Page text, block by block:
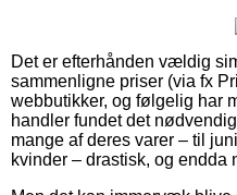
Det er efterhånden vældig
sammenligne priser (via fx
webbutikker, og følgelig har
handler fundet det
mange af deres varer – til
kvinder – drastisk, og endda